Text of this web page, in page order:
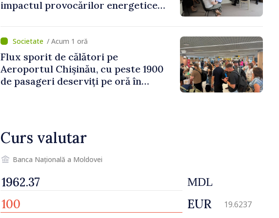
impactul provocărilor energetice
/ Acum 1 oră
Flux sporit de călători pe
Aeroportul Chișinău, cu peste 1900
de pasageri deserviți pe oră în
Curs valutar
Banca Națională a Moldovei
MDL
EUR 19.6237